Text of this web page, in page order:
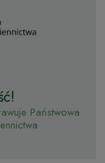
Państwowa